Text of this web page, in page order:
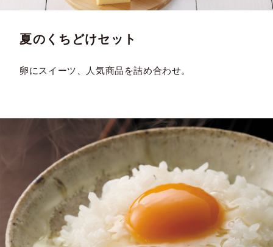
夏のくちどけセット
卵にスイーツ、人気商品を詰め合わせ。